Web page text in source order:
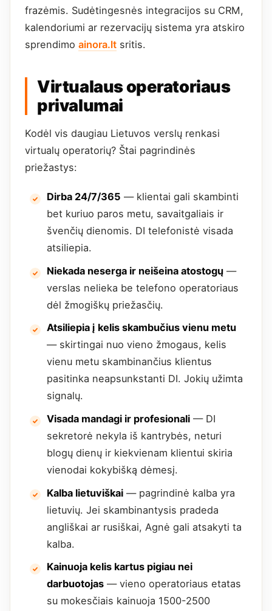
frazėmis. Sudėtingesnės integracijos su CRM,
kalendoriumi ar rezervacijų sistema yra atskiro
sprendimo ainora.lt sritis.
Virtualaus operatoriaus
privalumai
Kodėl vis daugiau Lietuvos verslų renkasi
virtualų operatorių? Štai pagrindinės
priežastys:
Dirba 24/7/365 — klientai gali skambinti
bet kuriuo paros metu, savaitgaliais ir
švenčių dienomis. DI telefonistė visada
atsiliepia.
Niekada neserga ir neišeina atostogų —
verslas nelieka be telefono operatoriaus
dėl žmogiškų priežasčių.
Atsiliepia į kelis skambučius vienu metu
— skirtingai nuo vieno žmogaus, kelis
vienu metu skambinančius klientus
pasitinka neapsunkstanti DI. Jokių užimta
signalų.
Visada mandagi ir profesionali — DI
sekretorė nekyla iš kantrybės, neturi
blogų dienų ir kiekvienam klientui skiria
vienodai kokybišką dėmesį.
Kalba lietuviškai — pagrindinė kalba yra
lietuvių. Jei skambinantysis pradeda
angliškai ar rusiškai, Agnė gali atsakyti ta
kalba.
Kainuoja kelis kartus pigiau nei
darbuotojas — vieno operatoriaus etatas
su mokesčiais kainuoja 1500-2500